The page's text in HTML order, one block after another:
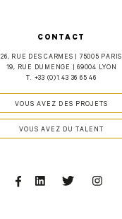
Facebook Linkedin Twitter
CONTACT
26, RUE DES CARMES | 75005 PARIS
19, RUE DUMENGE | 69004 LYON
T. +33 (0)1 43 36 65 46
VOUS AVEZ DES PROJETS
VOUS AVEZ DU TALENT